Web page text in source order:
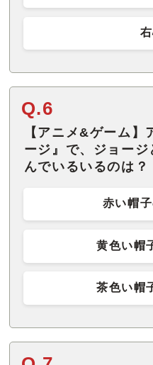
Q.6
【アニメ&ゲーム】
ージ』で、ジョー
んでいるいるのは？
赤い帽
黄色い帽
茶色い帽